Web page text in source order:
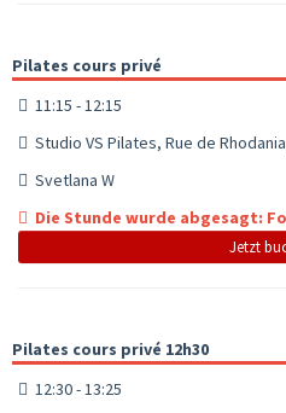
Pilates cours privé
11:15 - 12:15
Studio VS Pilates, Rue de
Svetlana W
Die Stunde wurde abgesagt:
Jetzt
Pilates cours privé 12h30
12:30 - 13:25